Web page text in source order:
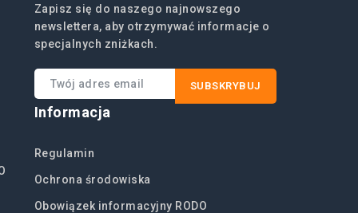
Zapisz się do naszego najnowszego
newslettera, aby otrzymywać informacje o
specjalnych zniżkach.
Informacja
Regulamin
Ochrona środowiska
Obowiązek informacyjny RODO